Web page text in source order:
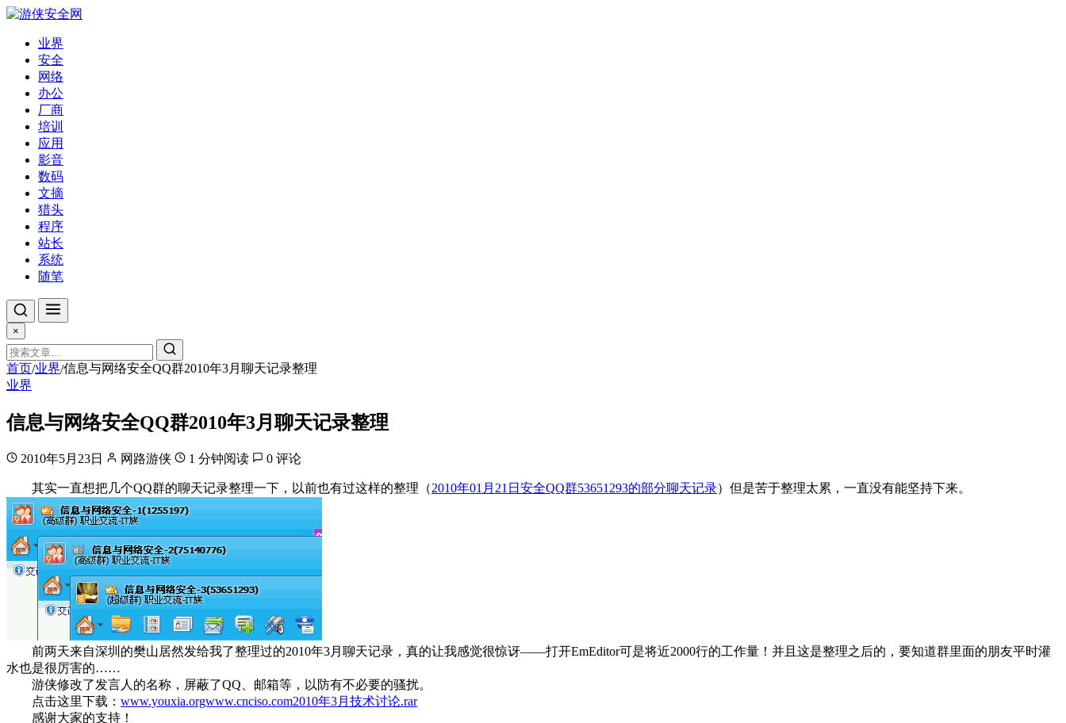
业界
安全
网络
办公
厂商
培训
应用
影音
数码
文摘
猎头
程序
站长
系统
随笔
×
首页/业界/信息与网络安全QQ群2010年3月聊天记录整理
业界
信息与网络安全QQ群2010年3月聊天记录整理
2010年5月23日 网路游侠 1 分钟阅读 0 评论
其实一直想把几个QQ群的聊天记录整理一下，以前也有过这样的整理（2010年01月21日安全QQ群53651293的部分聊天记录）但是苦于整理太累，一直没有能坚持下来。
前两天来自深圳的樊山居然发给我了整理过的2010年3月聊天记录，真的让我感觉很惊讶——打开EmEditor可是将近2000行的工作量！并且这是整理之后的，要知道群里面的朋友平时灌
水也是很厉害的……
游侠修改了发言人的名称，屏蔽了QQ、邮箱等，以防有不必要的骚扰。
点击这里下载： www.youxia.orgwww.cnciso.com2010年3月技术讨论.rar
感谢大家的支持！